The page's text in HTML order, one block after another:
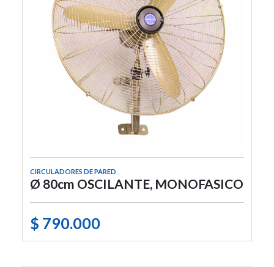
CIRCULADORES DE PARED
Ø 80cm OSCILANTE, MONOFASICO
$ 790.000